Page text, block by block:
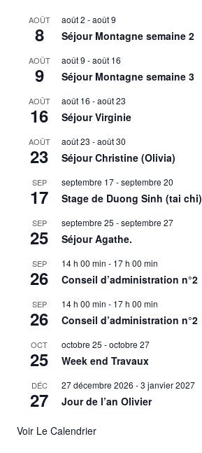
AOÛT
8
août 2 -août 9
Séjour Montagne semaine 2
AOÛT
9
août 9 -août 16
Séjour Montagne semaine 3
AOÛT
16
août 16 -août 23
Séjour Virginie
AOÛT
23
août 23 -août 30
Séjour Christine (Olivia)
SEP
17
septembre 17-septembre 20
Stage de Duong Sinh (tai chi)
SEP
25
septembre 25 -septembre 27
Séjour Agathe.
SEP
26
14 h 00 min - 17 h 00 min
Conseil d’administration n°2
SEP
26
14 h 00 min - 17 h 00 min
Conseil d’administration n°2
OCT
25
octobre 25 -octobre 27
Week end Travaux
DÉC
27
27 décembre 2026 -3 janvier 2027
Jour de l’an Olivier
Voir Le Calendrier